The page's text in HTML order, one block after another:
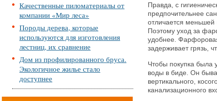
Качественные пиломатериалы от
компании «Мир леса»
Породы дерева, которые
используются для изготовления
лестниц, их сравнение
Дом из профилированного бруса.
Экологичное жилье стало
доступнее
Правда, с
предпочительнее
отличается меньшей
Поэтому уход за
удобнее.
задерживает грязь,
Чтобы покупка была
воды в биде. Он
вертикального,
канализационного